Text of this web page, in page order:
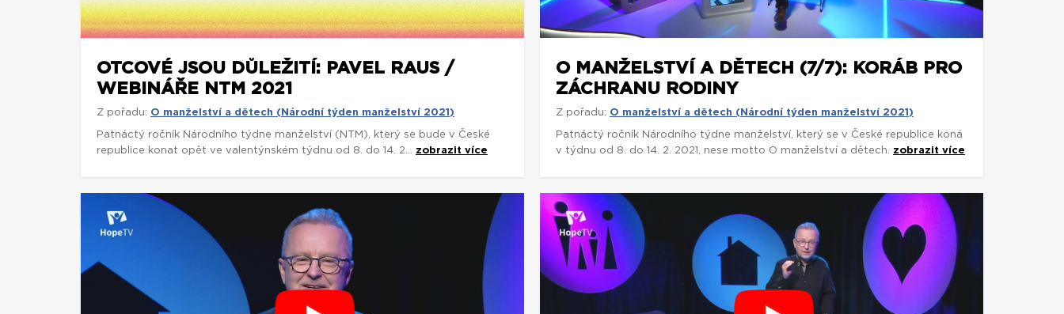
OTCOVÉ JSOU DŮLEŽITÍ: PAVEL RAUS /
WEBINÁŘE NTM 2021
Z pořadu: O manželství a dětech (Národní týden manželství 2021)
Patnáctý ročník Národního týdne manželství (NTM), který se bude v České
republice konat opět ve valentýnském týdnu od 8. do 14. 2... zobrazit více
O MANŽELSTVÍ A DĚTECH (7/7): KORÁB PRO
ZÁCHRANU RODINY
Z pořadu: O manželství a dětech (Národní týden manželství 2021)
Patnáctý ročník Národního týdne manželství, který se v České republice koná
v týdnu od 8. do 14. 2. 2021, nese motto O manželství a dětech. zobrazit více